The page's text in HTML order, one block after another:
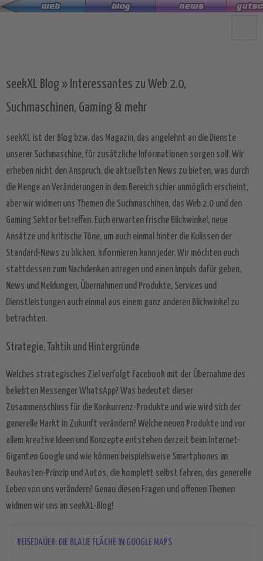
Zum
seekXL Blog » Interessantes zu Web 2.0,
Suchmaschinen, Gaming & mehr
seekXL ist der Blog bzw. das Magazin, das angelehnt an die Dienste
unserer Suchmaschine, für zusätzliche Informationen sorgen soll. Wir
erheben nicht den Anspruch, die aktuellsten News zu bieten, was durch
die Menge an Veränderungen in dem Bereich schier unmöglich erscheint,
aber wir widmen uns Themen die Suchmaschinen, das Web 2.0 und den
Gaming Sektor betreffen. Euch erwarten frische Blickwinkel, neue
Ansätze und kritische Töne, um auch einmal hinter die Kulissen der
Standard-News zu blicken. Informieren kann jeder. Wir möchten euch
stattdessen zum Nachdenken anregen und einen Impuls dafür geben,
News und Meldungen, Übernahmen und Produkte, Services und
Dienstleistungen auch einmal aus einem ganz anderen Blickwinkel zu
betrachten.
Strategie, Taktik und Hintergründe
Welches strategisches Ziel verfolgt Facebook mit der Übernahme des
beliebten Messenger WhatsApp? Was bedeutet dieser
Zusammenschluss für die Konkurrenz-Produkte und wie wird sich der
generelle Markt in Zukunft verändern? Welche neuen Produkte und vor
allem kreative Ideen und Konzepte entstehen derzeit beim Internet-
Giganten Google und wie können beispielsweise Smartphones im
Baukasten-Prinzip und Autos, die komplett selbst fahren, das generelle
Leben von uns verändern? Genau diesen Fragen und offenen Themen
widmen wir uns im seekXL-Blog!
REISEDAUER: DIE BLAUE FLÄCHE IN GOOGLE MAPS